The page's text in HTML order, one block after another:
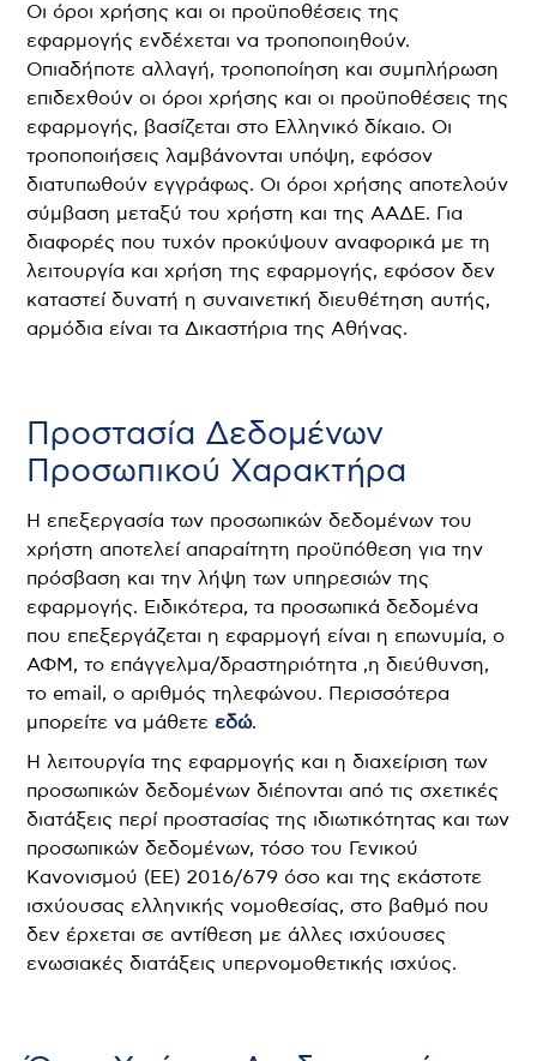
Οι όροι χρήσης και οι προϋποθέσεις της
εφαρμογής ενδέχεται να τροποποιηθούν.
Οπιαδήποτε αλλαγή, τροποποίηση και συμπλήρωση
επιδεχθούν οι όροι χρήσης και οι προϋποθέσεις της
εφαρμογής, βασίζεται στο Ελληνικό δίκαιο. Οι
τροποποιήσεις λαμβάνονται υπόψη, εφόσον
διατυπωθούν εγγράφως. Οι όροι χρήσης αποτελούν
σύμβαση μεταξύ του χρήστη και της ΑΑΔΕ. Για
διαφορές που τυχόν προκύψουν αναφορικά με τη
λειτουργία και χρήση της εφαρμογής, εφόσον δεν
καταστεί δυνατή η συναινετική διευθέτηση αυτής,
αρμόδια είναι τα Δικαστήρια της Αθήνας.
Προστασία Δεδομένων
Προσωπικού Χαρακτήρα
Η επεξεργασία των προσωπικών δεδομένων του
χρήστη αποτελεί απαραίτητη προϋπόθεση για την
πρόσβαση και την λήψη των υπηρεσιών της
εφαρμογής. Ειδικότερα, τα προσωπικά δεδομένα
που επεξεργάζεται η εφαρμογή είναι η επωνυμία, ο
ΑΦΜ, το επάγγελμα/δραστηριότητα ,η διεύθυνση,
το email, ο αριθμός τηλεφώνου. Περισσότερα
μπορείτε να μάθετεεδώ.
Η λειτουργία της εφαρμογής και η διαχείριση των
προσωπικών δεδομένων διέπονται από τις σχετικές
διατάξεις περί προστασίας της ιδιωτικότητας και των
προσωπικών δεδομένων, τόσο του Γενικού
Κανονισμού (ΕΕ) 2016/679 όσο και της εκάστοτε
ισχύουσας ελληνικής νομοθεσίας, στο βαθμό που
δεν έρχεται σε αντίθεση με άλλες ισχύουσες
ενωσιακές διατάξεις υπερνομοθετικής ισχύος.